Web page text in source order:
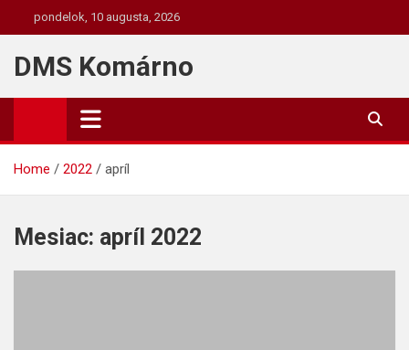
to
content
pondelok, 10 augusta, 2026
DMS Komárno
Home 2022 apríl
Mesiac: apríl 2022